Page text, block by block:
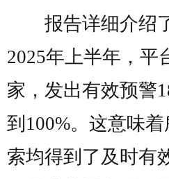
报告详细介绍了
2025年上半年，平
家，发出有效预警
到100%。这意味
索均得到了及时有